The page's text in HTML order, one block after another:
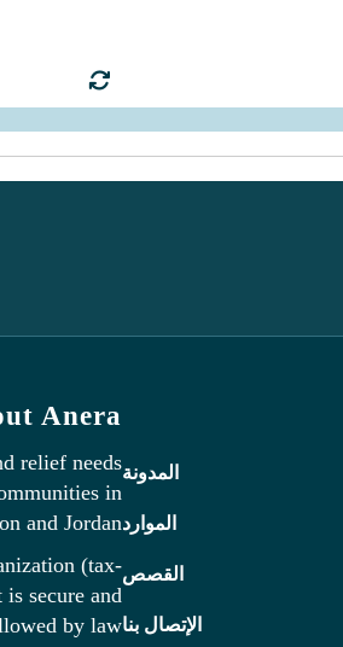
المدونة
الموارد
القصص
الإتصال بنا
Anera
relief needs
in
and Jordan.
(tax-
secure and
by law.